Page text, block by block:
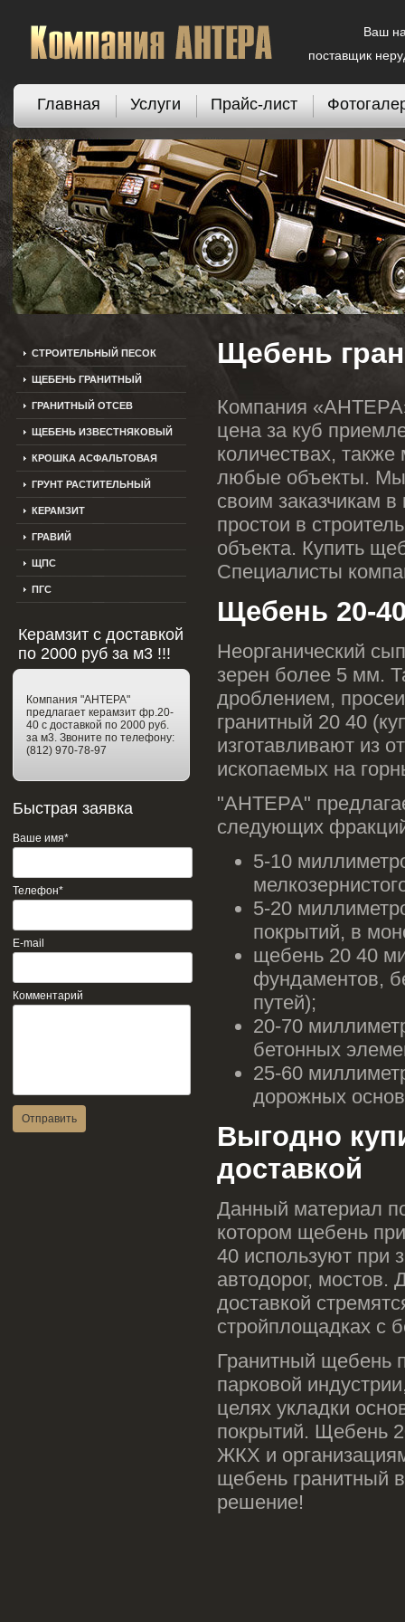
Ваш
поставщик
Главная Услуги Прайс-лист
Щебень
Компания
цена за куб
количествах,
любые объекты. Мы
своим заказчикам
простои в
объекта. Купить
Специалисты
Щебень 20-
Неорганический
зерен более 5 мм.
дроблением,
гранитный 20 40
изготавливают из
ископаемых на
"АНТЕРА"
следующих
5-10
5-20
покрытий, в
щебень 20 40
фундаментов,
путей);
20-70
бетонных
25-60
дорожных
Выгодно
доставкой
Данный материал
котором щебень
40 используют при
автодорог, мостов.
доставкой
стройплощадках с
Гранитный щебень
парковой
целях укладки
покрытий. Щебень
ЖКХ и
щебень гранитный
решение!
СТРОИТЕЛЬНЫЙ ПЕСОК
ЩЕБЕНЬ ГРАНИТНЫЙ
ГРАНИТНЫЙ ОТСЕВ
ЩЕБЕНЬ ИЗВЕСТНЯКОВЫЙ
КРОШКА АСФАЛЬТОВАЯ
ГРУНТ РАСТИТЕЛЬНЫЙ
КЕРАМЗИТ
ГРАВИЙ
ЩПС
ПГС
Керамзит с доставкой
по 2000 руб за м3 !!!
Компания "АНТЕРА"
предлагает керамзит фр.20-
40 с доставкой по 2000 руб.
за м3. Звоните по телефону:
(812) 970-78-97
Быстрая заявка
Ваше имя*
Телефон*
E-mail
Комментарий
Отправить